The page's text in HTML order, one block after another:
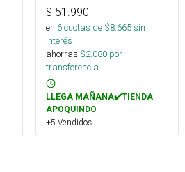
$ 51.990
en 6cuotas de $8.665sin
interés
ahorras $2.080 por
transferencia.
LLEGA MAÑANA✔️TIENDA
APOQUINDO
+5 Vendidos